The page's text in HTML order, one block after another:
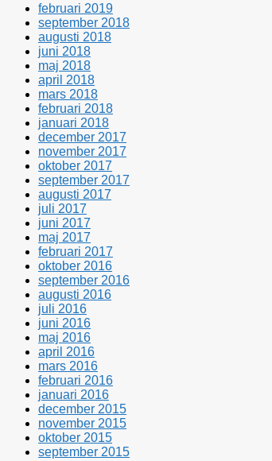
februari 2019
september 2018
augusti 2018
juni 2018
maj 2018
april 2018
mars 2018
februari 2018
januari 2018
december 2017
november 2017
oktober 2017
september 2017
augusti 2017
juli 2017
juni 2017
maj 2017
februari 2017
oktober 2016
september 2016
augusti 2016
juli 2016
juni 2016
maj 2016
april 2016
mars 2016
februari 2016
januari 2016
december 2015
november 2015
oktober 2015
september 2015